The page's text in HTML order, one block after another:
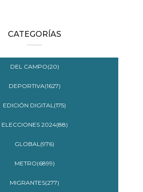
CATEGORÍAS
DEL CAMPO(20)
DEPORTIVA(1627)
EDICIÓN DIGITAL(175)
ELECCIONES 2024(88)
GLOBAL(976)
METRO(6899)
MIGRANTES(277)